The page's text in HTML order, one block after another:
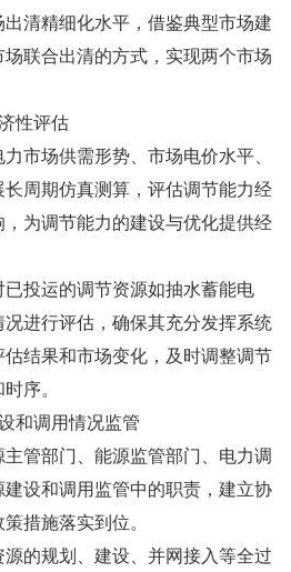
清精细化水平，借鉴典型市场建
联合出清的方式，实现两个市场
性评估
市场供需形势、市场电价水平、
周期仿真测算，评估调节能力经
为调节能力的建设与优化提供经
投运的调节资源如抽水蓄能电
进行评估，确保其充分发挥系统
结果和市场变化，及时调整调节
序。
和调用情况监管
管部门、能源监管部门、电力调
设和调用监管中的职责，建立协
措施落实到位。
的规划、建设、并网接入等全过